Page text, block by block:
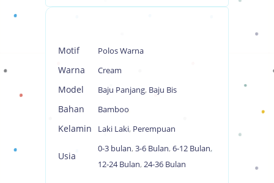
Motif Polos Warna
Warna Cream
Model Baju Panjang, Baju Bis
Bahan Bamboo
Kelamin Laki Laki, Perempuan
Usia
0-3 bulan, 3-6 Bulan, 6-12 Bulan,
12-24 Bulan, 24-36 Bulan